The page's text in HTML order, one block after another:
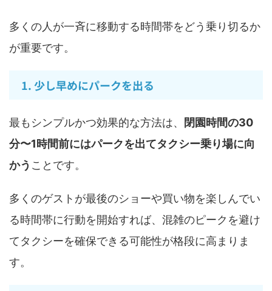
多くの人が一斉に移動する時間帯をどう乗り切るか
が重要です。
1. 少し早めにパークを出る
最もシンプルかつ効果的な方法は、
閉園時間の30
分〜1時間前にはパークを出てタクシー乗り場に向
かう ことです。
多くのゲストが最後のショーや買い物を楽しんでい
る時間帯に行動を開始すれば、混雑のピークを避け
てタクシーを確保できる可能性が格段に高まりま
す。